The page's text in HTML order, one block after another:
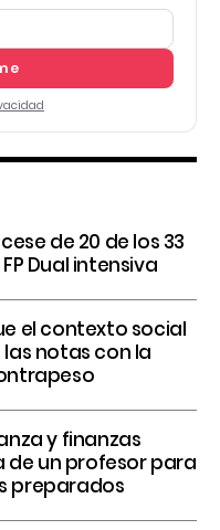
de 20 de los 33
Dual intensiva
el contexto social
notas con la
y finanzas
de un profesor para
preparados